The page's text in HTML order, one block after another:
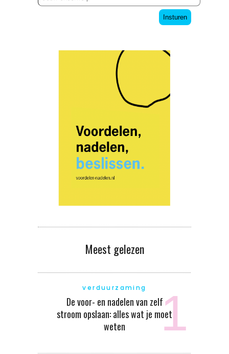
Insturen
Meest gelezen
verduurzaming
De voor- en nadelen van zelf
stroom opslaan: alles wat je moet
weten